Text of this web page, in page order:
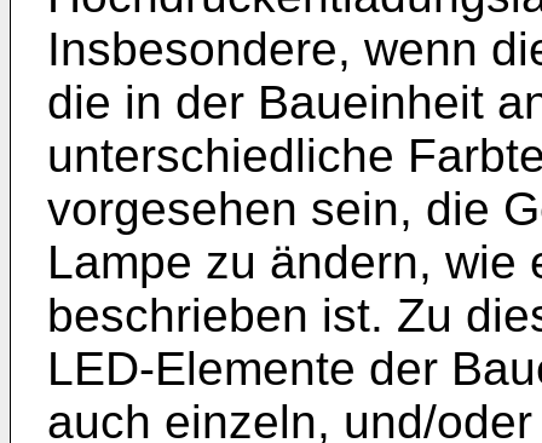
Insbesondere, wenn
die in der Baueinheit
unterschiedliche
vorgesehen sein, die
Lampe zu ändern, wie
beschrieben ist. Zu
LED-Elemente der
auch einzeln, und/